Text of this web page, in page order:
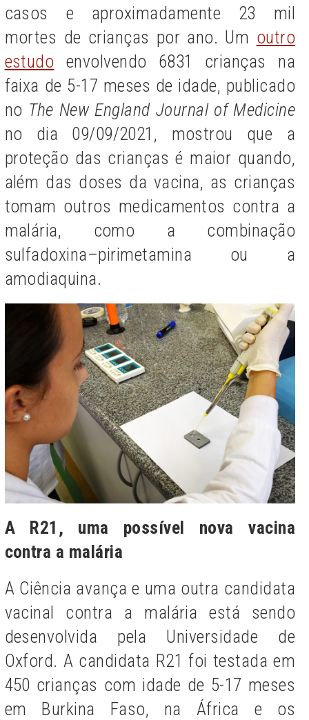
casos e aproximadamente 23 mil
mortes de crianças por ano. Um outro
estudo envolvendo 6831 crianças na
faixa de 5-17 meses de idade, publicado
no The New England Journal of Medicine
no dia 09/09/2021, mostrou que a
proteção das crianças é maior quando,
além das doses da vacina, as crianças
tomam outros medicamentos contra a
malária, como a combinação
sulfadoxina–pirimetamina ou a
amodiaquina.
A R21, uma possível nova vacina
contra a malária
A Ciência avança e uma outra candidata
vacinal contra a malária está sendo
desenvolvida pela Universidade de
Oxford. A candidata R21 foi testada em
450 crianças com idade de 5-17 meses
em Burkina Faso, na África e os